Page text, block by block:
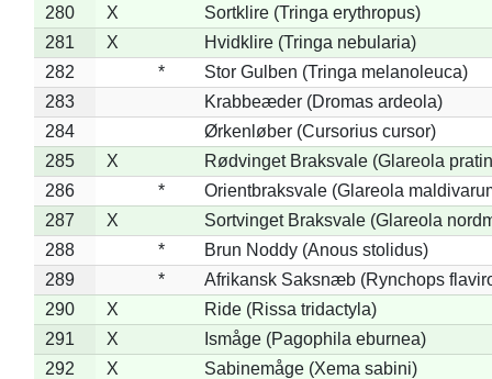
280
X
Sortklire (Tringa erythropus)
281
X
Hvidklire (Tringa nebularia)
282
*
Stor Gulben (Tringa melanoleuca)
283
Krabbeæder (Dromas ardeola)
284
Ørkenløber (Cursorius cursor)
285
X
Rødvinget Braksvale (Glareola
286
*
Orientbraksvale (Glareola
287
X
Sortvinget Braksvale (Glareola
288
*
Brun Noddy (Anous stolidus)
289
*
Afrikansk Saksnæb (Rynchops
290
X
Ride (Rissa tridactyla)
291
X
Ismåge (Pagophila eburnea)
292
X
Sabinemåge (Xema sabini)